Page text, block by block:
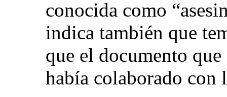
conocida como
indica también que
que el documento
había colaborado con